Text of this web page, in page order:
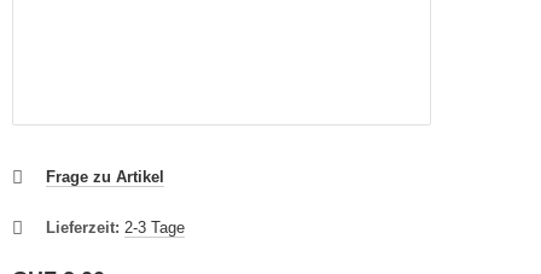
Frage zu Artikel
Lieferzeit: 2-3 Tage